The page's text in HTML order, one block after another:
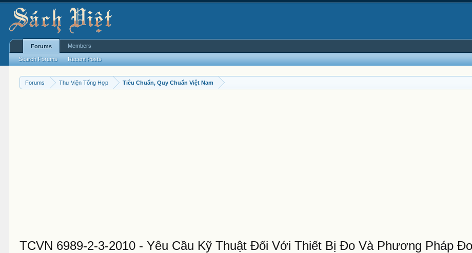
Forums Thư Viện Tổng Hợp Tiêu Chuẩn, Quy Chuẩn Việt Nam
TCVN 6989-2-3-2010 - Yêu Cầu Kỹ Thuật Đối Với Thiết Bị Đo Và Phương Pháp
Forums
Search Forums Recent Posts
Members